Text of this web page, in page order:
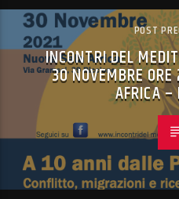
POST
INCONTRI DEL
30 NOVEMBRE
AFRICA –